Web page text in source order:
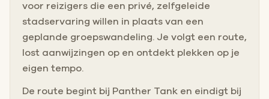
voor reizigers die een privé, zelfgeleide
stadservaring willen in plaats van een
geplande groepswandeling. Je volgt een route,
lost aanwijzingen op en ontdekt plekken op je
eigen tempo.
De route begint bij Panther Tank en eindigt bij